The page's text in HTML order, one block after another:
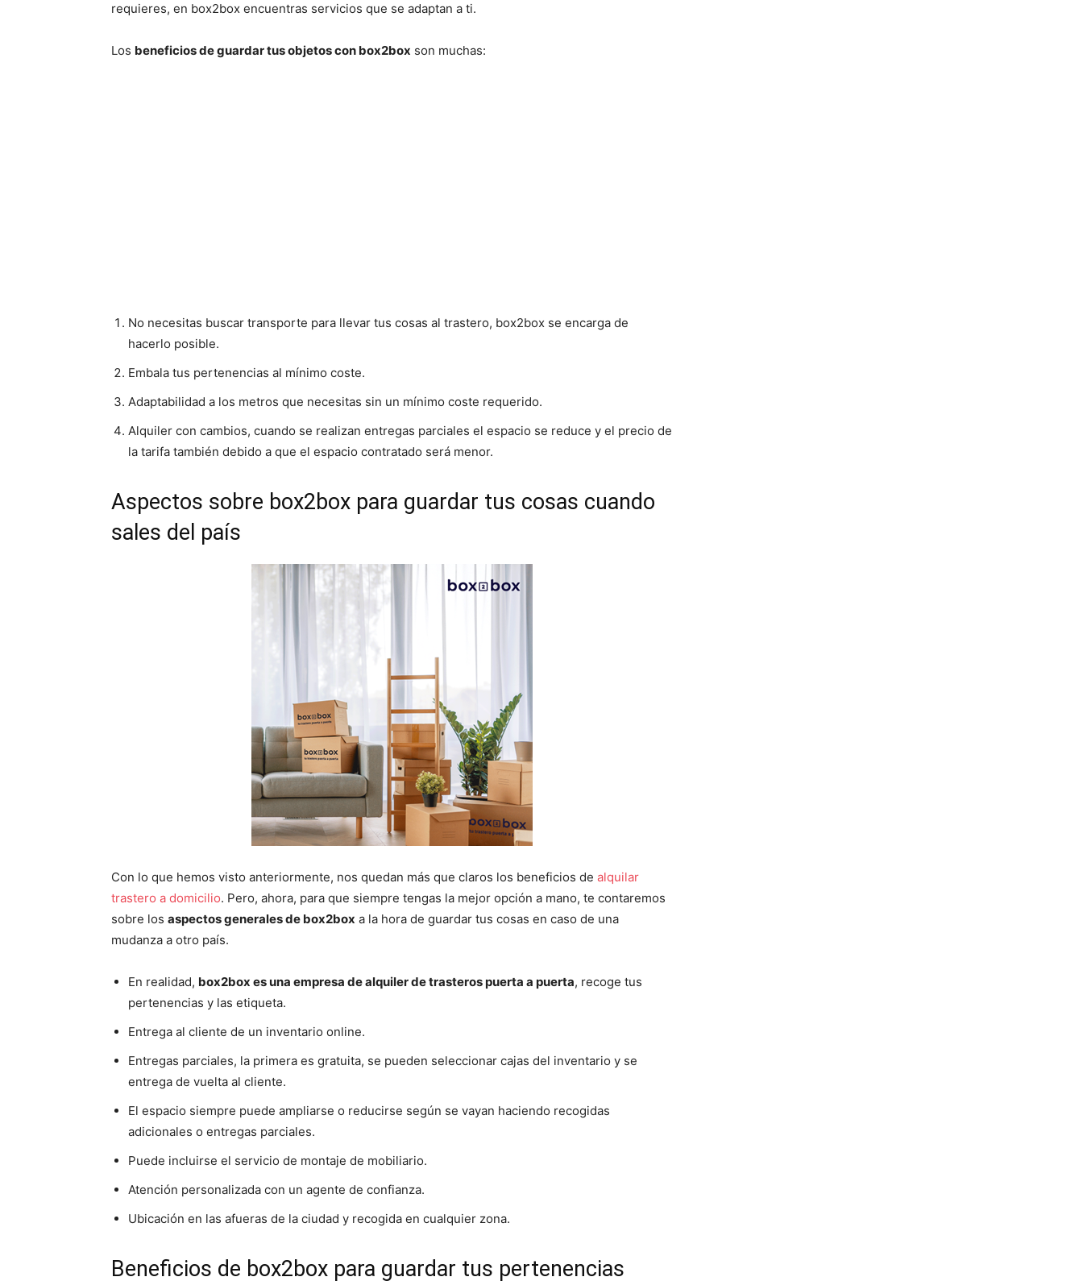
requieres, en box2box encuentras servicios que se adaptan a ti.
Los beneficios de guardar tus objetos con box2box son muchas:
No necesitas buscar transporte para llevar tus cosas al trastero, box2box se encarga de
hacerlo posible.
Embala tus pertenencias al mínimo coste.
Adaptabilidad a los metros que necesitas sin un mínimo coste requerido.
Alquiler con cambios, cuando se realizan entregas parciales el espacio se reduce y el precio de
la tarifa también debido a que el espacio contratado será menor.
Aspectos sobre box2box para guardar tus cosas cuando
sales del país
Con lo que hemos visto anteriormente, nos quedan más que claros los beneficios de alquilar
trastero a domicilio. Pero, ahora, para que siempre tengas la mejor opción a mano, te contaremos
sobre los aspectos generales de box2box a la hora de guardar tus cosas en caso de una
mudanza a otro país.
En realidad, box2box es una empresa de alquiler de trasteros puerta a puerta, recoge tus
pertenencias y las etiqueta.
Entrega al cliente de un inventario online.
Entregas parciales, la primera es gratuita, se pueden seleccionar cajas del inventario y se
entrega de vuelta al cliente.
El espacio siempre puede ampliarse o reducirse según se vayan haciendo recogidas
adicionales o entregas parciales.
Puede incluirse el servicio de montaje de mobiliario.
Atención personalizada con un agente de confianza.
Ubicación en las afueras de la ciudad y recogida en cualquier zona.
Beneficios de box2box para guardar tus pertenencias